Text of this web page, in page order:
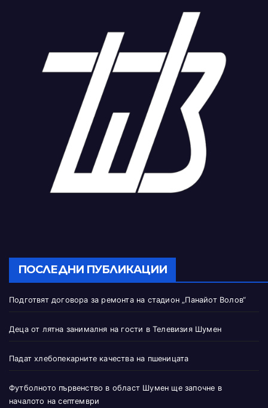
ПОСЛЕДНИ ПУБЛИКАЦИИ
Подготвят договора за ремонта на стадион „Панайот Волов“
Деца от лятна занималня на гости в Телевизия Шумен
Падат хлебопекарните качества на пшеницата
Футболното първенство в област Шумен ще започне в
началото на септември